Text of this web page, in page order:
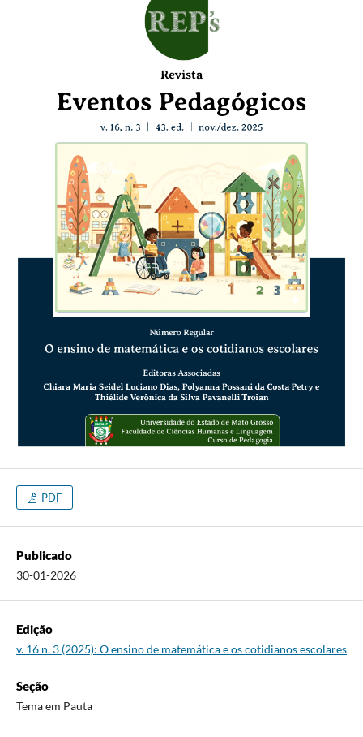
PDF
Publicado
30-01-2026
Edição
v. 16 n. 3 (2025): O ensino de matemática e os cotidianos escolares
Seção
Tema em Pauta